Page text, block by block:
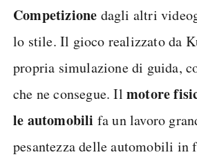
Competizione dagli altri
lo stile. Il gioco realizzato da
propria simulazione di guida,
che ne consegue. Il motore
le automobili fa un lavoro
pesantezza delle automobili in